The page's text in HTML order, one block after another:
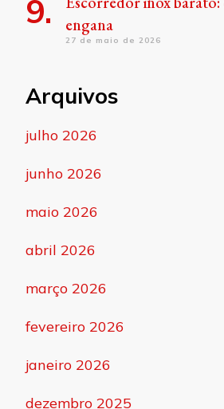
engana
27 de maio de 2026
Arquivos
julho 2026
junho 2026
maio 2026
abril 2026
março 2026
fevereiro 2026
janeiro 2026
dezembro 2025